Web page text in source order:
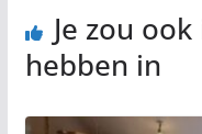
Je zou
hebben in